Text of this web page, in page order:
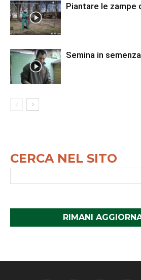
Piantare le zampe
Semina in
CERCA NEL SITO
RIMANI